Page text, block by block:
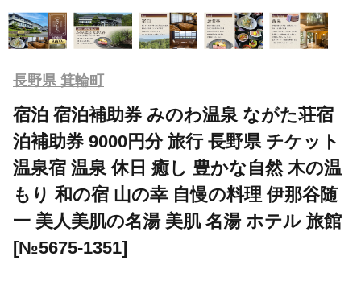
長野県 箕輪町
宿泊 宿泊補助券 みのわ温泉 ながた荘宿
泊補助券 9000円分 旅行 長野県 チケット
温泉宿 温泉 休日 癒し 豊かな自然 木の温
もり 和の宿 山の幸 自慢の料理 伊那谷随
一 美人美肌の名湯 美肌 名湯 ホテル 旅館
[№5675-1351]